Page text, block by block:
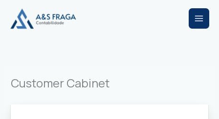
Customer Cabinet